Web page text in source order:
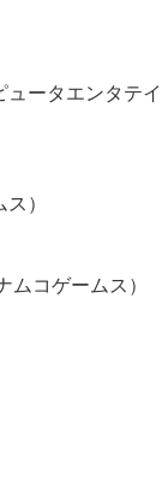
ュータエンタテイ
）
ムコゲームス）